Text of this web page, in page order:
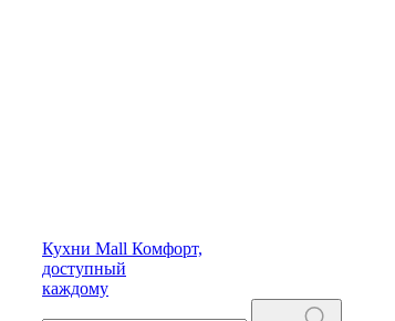
Кухни Mall Комфорт,
доступный
каждому